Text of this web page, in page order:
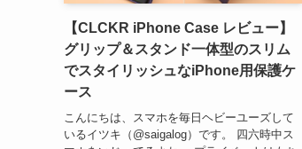
【CLCKR iPhone Case レビュー】
グリップ＆スタンド一体型のスリム
でスタイリッシュなiPhone用保護ケ
ース
こんにちは、スマホを毎日ヘビーユーズして
いるイツキ（@saigalog）です。 四六時中ス